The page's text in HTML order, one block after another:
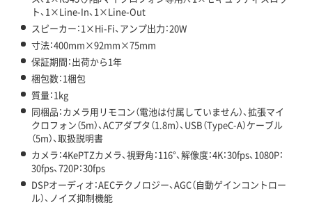
ト、1×Line-In、1×Line-Out
スピーカー：1×Hi-Fi、アンプ出力：20W
寸法：400mm×92mm×75mm
保証期間：出荷から1年
梱包数：1梱包
質量：1kg
同梱品：カメラ用リモコン（電池は付属していません）、拡張マイ
クロフォン（5m）、ACアダプタ（1.8m）、USB（TypeC-A）ケーブル
（5m）、取扱説明書
カメラ：4KePTZカメラ、視野角：116°、解像度：4K：30fps、1080P：
30fps、720P：30fps
DSPオーディオ：AECテクノロジー、AGC（自動ゲインコントロー
ル）、ノイズ抑制機能